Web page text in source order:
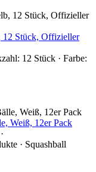
12 Stück, Offizieller
12 Stück · Farbe:
Weiß, 12er Pack
· Squashball